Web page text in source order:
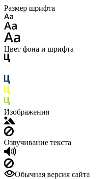
Размер шрифта
Цвет фона и шрифта
Изображения
Озвучивание текста
Обычная версия сайта